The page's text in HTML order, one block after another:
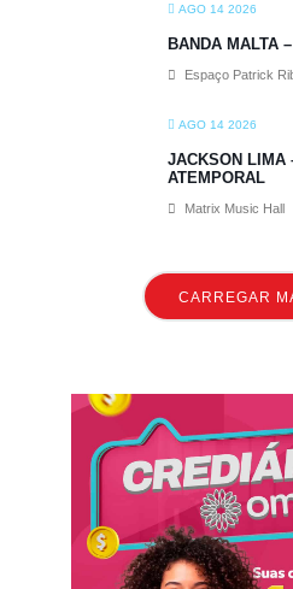
AGO 14 2026
BANDA MALTA
Espaço Patrick
AGO 14 2026
JACKSON LIMA
ATEMPORAL
Matrix Music Hall
CARREGAR